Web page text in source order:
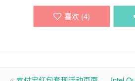
喜欢 (4)